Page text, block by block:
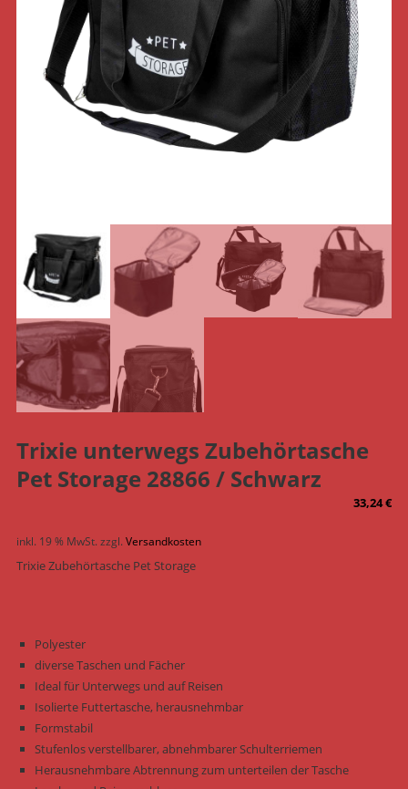
Trixie unterwegs Zubehörtasche
Pet Storage 28866 / Schwarz
33,24€
inkl. 19 % MwSt. zzgl. Versandkosten
Trixie Zubehörtasche Pet Storage
Polyester
diverse Taschen und Fächer
Ideal für Unterwegs und auf Reisen
Isolierte Futtertasche, herausnehmbar
Formstabil
Stufenlos verstellbarer, abnehmbarer Schulterriemen
Herausnehmbare Abtrennung zum unterteilen der Tasche